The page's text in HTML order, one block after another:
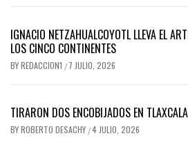
IGNACIO NETZAHUALCOYOTL LLEVA EL
LOS CINCO CONTINENTES
BYREDACCION1 / 7 JULIO, 2026
TIRARON DOS ENCOBIJADOS EN TLAXCALA
BYROBERTO DESACHY /4 JULIO, 2026